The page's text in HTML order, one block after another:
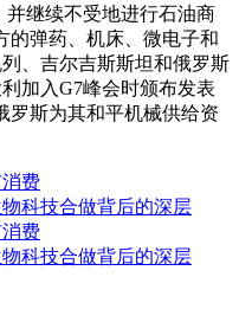
继续不受地进行石油商
的弹药、机床、微电子和
、吉尔吉斯斯坦和俄罗斯
加入G7峰会时颁布发表
罗斯为其和平机械供给资
费
科技合做背后的深层
费
科技合做背后的深层